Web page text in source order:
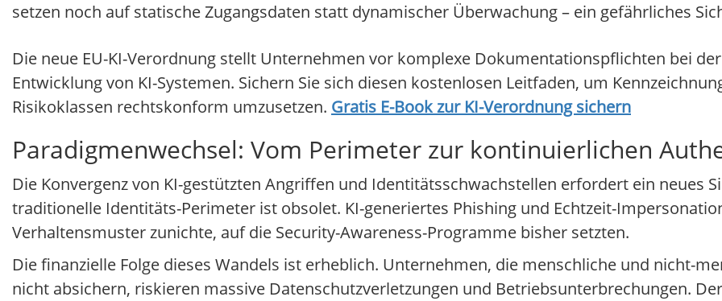
setzen noch auf statische Zugangsdaten statt dynamischer Überwachung – ein gefährliches
Die neue EU-KI-Verordnung stellt Unternehmen vor komplexe Dokumentationspflichten bei
Entwicklung von KI-Systemen. Sichern Sie sich diesen kostenlosen Leitfaden, um
Risikoklassen rechtskonform umzusetzen. Gratis E-Book zur KI-Verordnung sichern
Paradigmenwechsel: Vom Perimeter zur kontinuierlichen
Die Konvergenz von KI-gestützten Angriffen und Identitätsschwachstellen erfordert ein neues
traditionelle Identitäts-Perimeter ist obsolet. KI-generiertes Phishing und Echtzeit-
Verhaltensmuster zunichte, auf die Security-Awareness-Programme bisher setzten.
Die finanzielle Folge dieses Wandels ist erheblich. Unternehmen, die menschliche und nicht-
nicht absichern, riskieren massive Datenschutzverletzungen und Betriebsunterbrechungen.